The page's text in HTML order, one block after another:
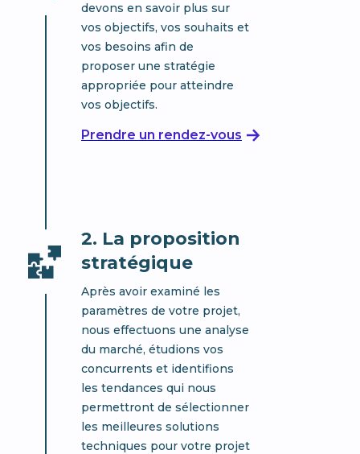
devons en savoir plus sur
vos objectifs, vos souhaits et
vos besoins afin de
proposer une stratégie
appropriée pour atteindre
vos objectifs.
Prendre un rendez-vous
2. La proposition
stratégique
Après avoir examiné les
paramètres de votre projet,
nous effectuons une analyse
du marché, étudions vos
concurrents et identifions
les tendances qui nous
permettront de sélectionner
les meilleures solutions
techniques pour votre projet